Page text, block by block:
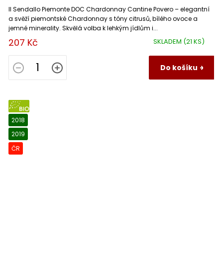
SKLADEM (21 KS)
207 Kč
Do košíku
Il Sendallo Piemonte DOC Chardonnay Cantine Povero – elegantní
a svěží piemontské Chardonnay s tóny citrusů, bílého ovoce a
jemné minerality. Skvělá volba k lehkým jídlům i...
BIO
2018
2019
ČR